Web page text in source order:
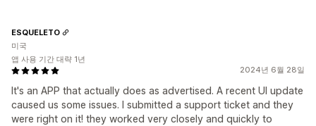
2024년 6월 28일
It's an APP that actually does as advertised. A recent UI update
caused us some issues. I submitted a support ticket and they
were right on it! they worked very closely and quickly to
ESQUELETO
미국
앱 사용 기간 대략 1년